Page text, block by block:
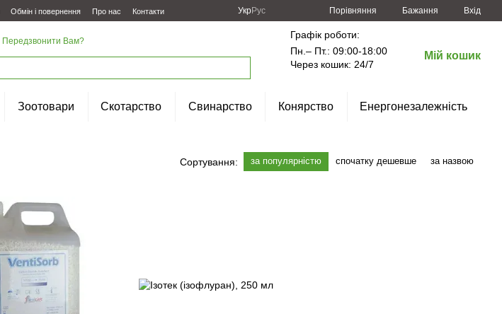
Обмін і повернення Про нас Контакти УкрРус Порівняння Бажання Вхід
Передзвонити Вам?
Графік роботи:
Пн.– Пт.: 09:00-18:00
Через кошик: 24/7
Мій кошик
Зоотовари Скотарство Свинарство Конярство Енергонезалежність
Сортування: за популярністю спочатку дешевше за назвою